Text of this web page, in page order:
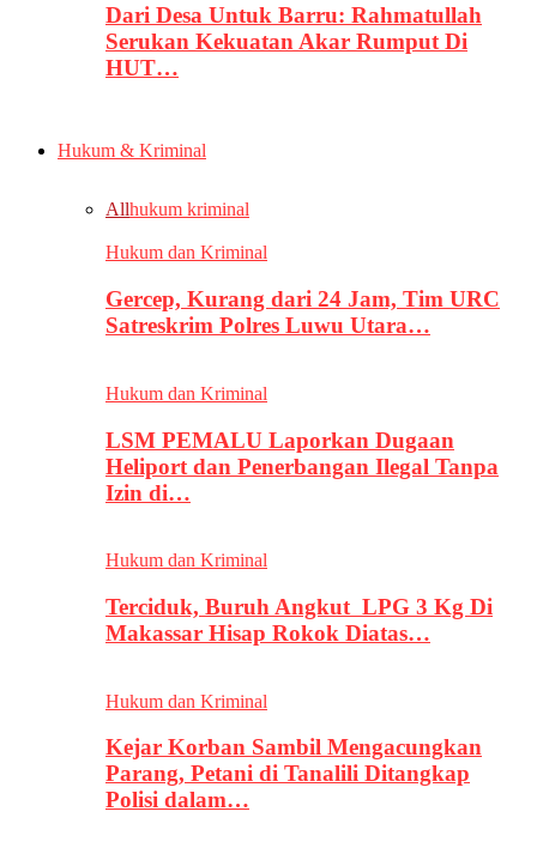
Dari Desa Untuk Barru: Rahmatullah
Serukan Kekuatan Akar Rumput Di
HUT…
Hukum & Kriminal
Allhukum kriminal
Hukum dan Kriminal
Gercep, Kurang dari 24 Jam, Tim URC
Satreskrim Polres Luwu Utara…
Hukum dan Kriminal
LSM PEMALU Laporkan Dugaan
Heliport dan Penerbangan Ilegal Tanpa
Izin di…
Hukum dan Kriminal
Terciduk, Buruh Angkut LPG 3 Kg Di
Makassar Hisap Rokok Diatas…
Hukum dan Kriminal
Kejar Korban Sambil Mengacungkan
Parang, Petani di Tanalili Ditangkap
Polisi dalam…